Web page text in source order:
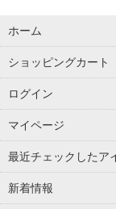
ホーム
ショッピングカート
ログイン
マイページ
最近チェックしたア
新着情報